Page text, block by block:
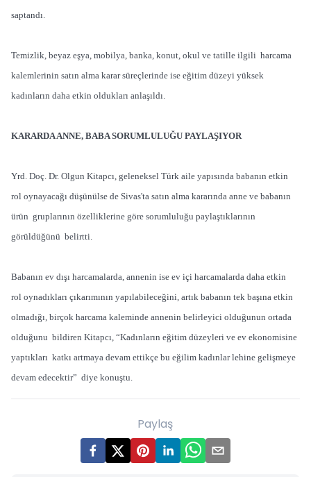
saptandı.
Temizlik, beyaz eşya, mobilya, banka, konut, okul ve tatille ilgili harcama
kalemlerinin satın alma karar süreçlerinde ise eğitim düzeyi yüksek
kadınların daha etkin oldukları anlaşıldı.
KARARDA ANNE, BABA SORUMLULUĞU PAYLAŞIYOR
Yrd. Doç. Dr. Olgun Kitapcı, geleneksel Türk aile yapısında babanın etkin
rol oynayacağı düşünülse de Sivas'ta satın alma kararında anne ve babanın
ürün gruplarının özelliklerine göre sorumluluğu paylaştıklarının
görüldüğünü belirtti.
Babanın ev dışı harcamalarda, annenin ise ev içi harcamalarda daha etkin
rol oynadıkları çıkarımının yapılabileceğini, artık babanın tek başına etkin
olmadığı, birçok harcama kaleminde annenin belirleyici olduğunun ortada
olduğunu bildiren Kitapcı, “Kadınların eğitim düzeyleri ve ev ekonomisine
yaptıkları katkı artmaya devam ettikçe bu eğilim kadınlar lehine gelişmeye
devam edecektir” diye konuştu.
Paylaş